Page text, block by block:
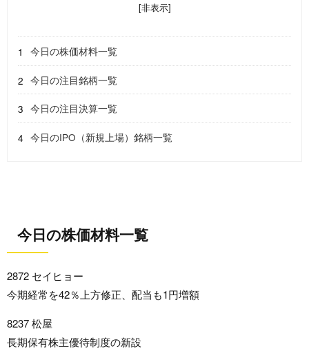
[非表示]
今日の株価材料一覧
今日の注目銘柄一覧
今日の注目決算一覧
今日のIPO（新規上場）銘柄一覧
今日の株価材料一覧
2872 セイヒョー
今期経常を42％上方修正、配当も1円増額
8237 松屋
長期保有株主優待制度の新設